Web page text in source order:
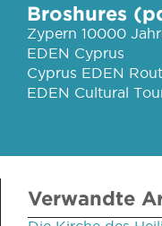
Broshures
Zypern 10000
EDEN Cyprus
Cyprus EDEN
EDEN Cultural
Verwandte